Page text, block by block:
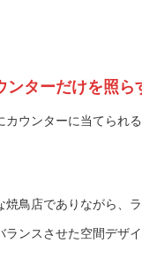
ンターだけを照ら
ウンターに当てられ
鳥店でありながら、
ンスさせた空間デザ